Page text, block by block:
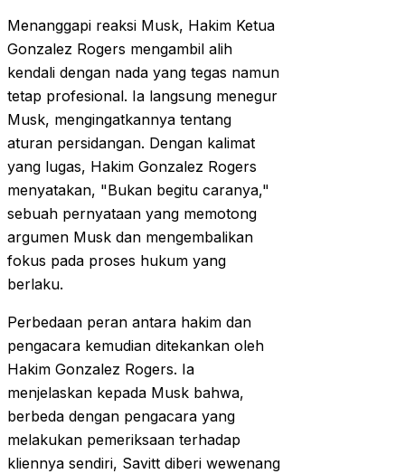
Menanggapi reaksi Musk, Hakim Ketua
Gonzalez Rogers mengambil alih
kendali dengan nada yang tegas namun
tetap profesional. Ia langsung menegur
Musk, mengingatkannya tentang
aturan persidangan. Dengan kalimat
yang lugas, Hakim Gonzalez Rogers
menyatakan, "Bukan begitu caranya,"
sebuah pernyataan yang memotong
argumen Musk dan mengembalikan
fokus pada proses hukum yang
berlaku.
Perbedaan peran antara hakim dan
pengacara kemudian ditekankan oleh
Hakim Gonzalez Rogers. Ia
menjelaskan kepada Musk bahwa,
berbeda dengan pengacara yang
melakukan pemeriksaan terhadap
kliennya sendiri, Savitt diberi wewenang